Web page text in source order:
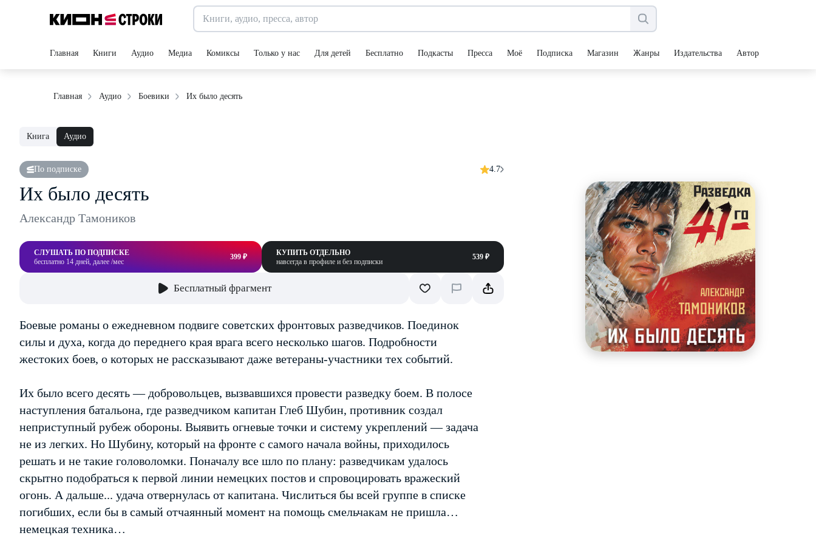
Главная Книги Аудио Медиа Комиксы Только у нас Для детей Бесплатно Подкасты Пресса Моё Подписка Магазин Жанры Издательства Авторы
Главная Аудио Боевики Их было десять
Книга Аудио
По подписке 4.7
Их было десять
Александр Тамоников
СЛУШАТЬ ПО ПОДПИСКЕ
бесплатно 14 дней, далее /мес
399 ₽
КУПИТЬ ОТДЕЛЬНО
навсегда в профиле и без подписки
539 ₽
Бесплатный фрагмент
Боевые романы о ежедневном подвиге советских фронтовых разведчиков. Поединок
силы и духа, когда до переднего края врага всего несколько шагов. Подробности
жестоких боев, о которых не рассказывают даже ветераны-участники тех событий.
Их было всего десять — добровольцев, вызвавшихся провести разведку боем. В полосе
наступления батальона, где разведчиком капитан Глеб Шубин, противник создал
неприступный рубеж обороны. Выявить огневые точки и систему укреплений — задача
не из легких. Но Шубину, который на фронте с самого начала войны, приходилось
решать и не такие головоломки. Поначалу все шло по плану: разведчикам удалось
скрытно подобраться к первой линии немецких постов и спровоцировать вражеский
огонь. А дальше... удача отвернулась от капитана. Числиться бы всей группе в списке
погибших, если бы в самый отчаянный момент на помощь смельчакам не пришла…
немецкая техника…